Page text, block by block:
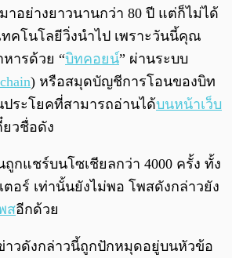
อย่างยาวนานกว่า 80 ปี แต่ก็ไม่ได้
คโนโลยีวิ่งนำไป เพราะวันนี้คุณ
ารด้วย “บิทคอยน์” ผ่านระบบ
) หรือสมุดบัญชีการโอนของบิท
ระโยคที่สามารถอ่านได้บนหน้าเว็บ
ยวชื่อดัง
กแชร์บนโซเชียลกว่า 4000 ครั้ง ทั้ง
อร์ เท่านั้นยังไม่พอ โพสดังกล่าวยัง
สอีกด้วย
าวดังกล่าวนี้ถูกปักหมุดอยู่บนหัวข้อ